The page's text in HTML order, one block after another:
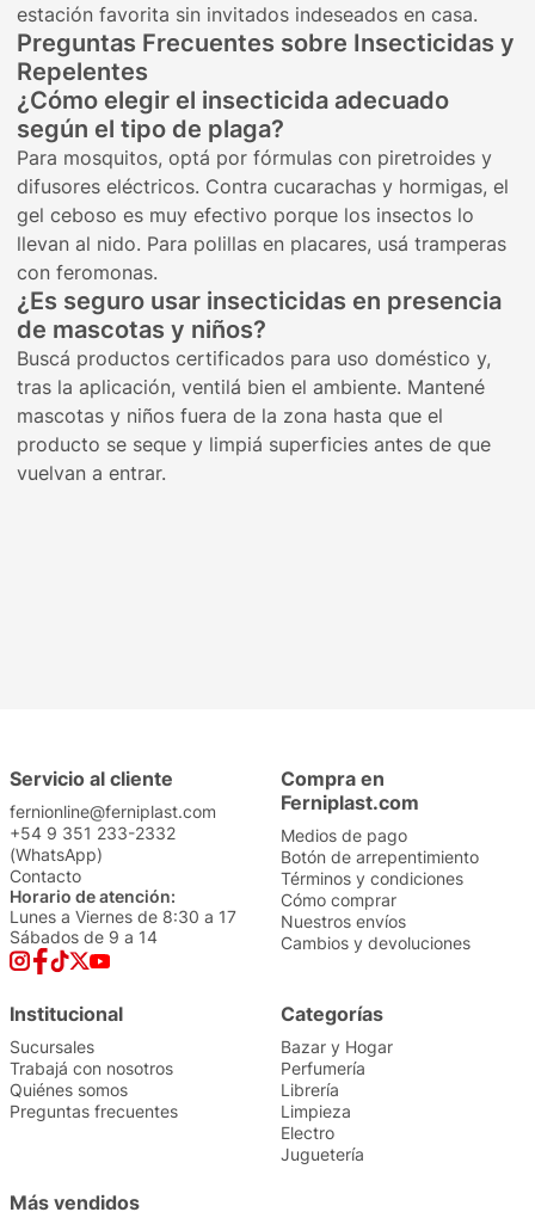
estación favorita sin invitados indeseados en casa.
Preguntas Frecuentes sobre Insecticidas y
Repelentes
¿Cómo elegir el insecticida adecuado
según el tipo de plaga?
Para mosquitos, optá por fórmulas con piretroides y
difusores eléctricos. Contra cucarachas y hormigas, el
gel ceboso es muy efectivo porque los insectos lo
llevan al nido. Para polillas en placares, usá tramperas
con feromonas.
¿Es seguro usar insecticidas en presencia
de mascotas y niños?
Buscá productos certificados para uso doméstico y,
tras la aplicación, ventilá bien el ambiente. Mantené
mascotas y niños fuera de la zona hasta que el
producto se seque y limpiá superficies antes de que
vuelvan a entrar.
Servicio al cliente
fernionline@ferniplast.com
+54 9 351 233-2332
(WhatsApp)
Contacto
Horario de atención:
Lunes a Viernes de 8:30 a 17
Sábados de 9 a 14
Compra en
Ferniplast.com
Medios de pago
Botón de arrepentimiento
Términos y condiciones
Cómo comprar
Nuestros envíos
Cambios y devoluciones
Institucional
Sucursales
Trabajá con nosotros
Quiénes somos
Preguntas frecuentes
Categorías
Bazar y Hogar
Perfumería
Librería
Limpieza
Electro
Juguetería
Más vendidos